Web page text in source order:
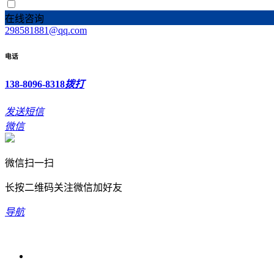
在线咨询
298581881@qq.com
电话
138-8096-8318拨打
发送短信
微信
微信扫一扫
长按二维码关注微信加好友
导航